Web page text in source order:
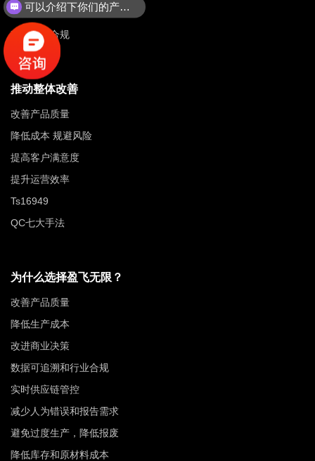
改善物流管理
确保行业合规
推动整体改善
改善产品质量
降低成本 规避风险
提高客户满意度
提升运营效率
Ts16949
QC七大手法
为什么选择盈飞无限？
改善产品质量
降低生产成本
改进商业决策
数据可追溯和行业合规
实时供应链管控
减少人为错误和报告需求
避免过度生产，降低报废
降低库存和原材料成本
可以介绍下你们的产品么？